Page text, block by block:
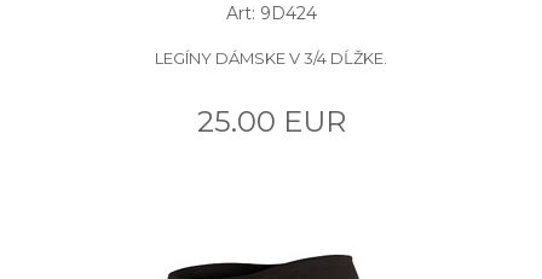
Art: 9D424
LEGÍNY DÁMSKE V 3/4 DĹŽKE.
25.00 EUR